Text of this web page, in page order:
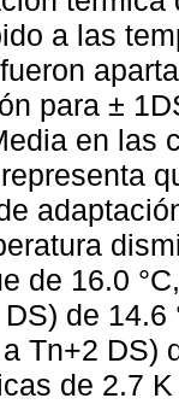
a las
para ±
en las
de 16.0
de
Tn+2 DS)
de 2.7